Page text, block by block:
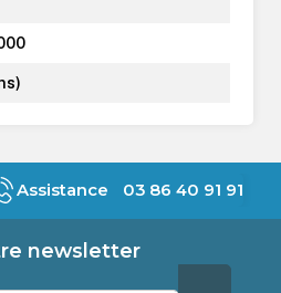
Assistance 03 86 40 91 91
newsletter